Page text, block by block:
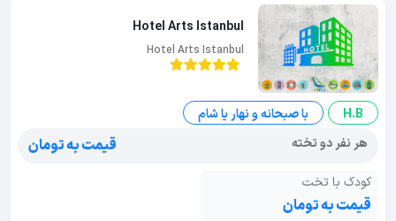
Hotel Arts Istanbul
Hotel Arts Istanbul
H.B
با صبحانه و نهار یا شام
هر نفر دو تخته
قیمت به تومان
کودک با تخت
قیمت به تومان